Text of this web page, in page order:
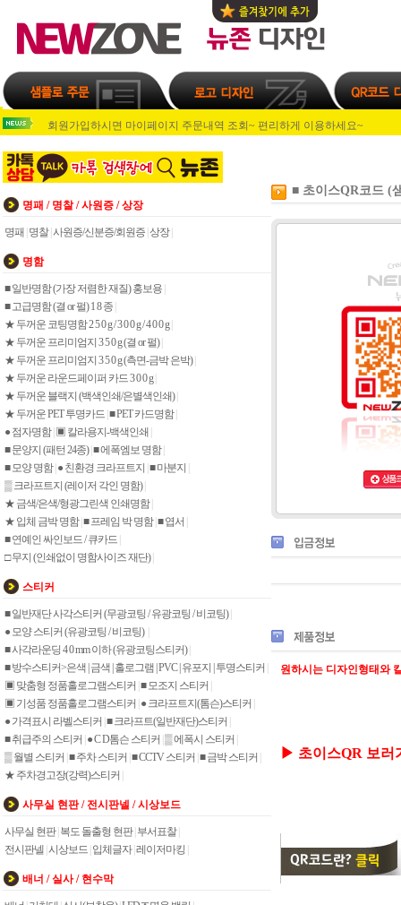
회원가입 후 주문시 마다 적립금 지급~쌓인 적립금으로 인쇄물 주문~^^
회원가입 후 주문시 마다 적립금 지급~쌓인 적립금으로 인쇄물 주문~^^
회원가입하시면 마이페이지 주문내역 조회~ 편리하게 이용하세요~
회원가입 후 주문시 마다 적립금 지급~쌓인 적립금으로 인쇄물 주문~^^
회원가입 후 주문시 마다 적립금 지급~쌓인 적립금으로 인쇄물 주문~^^
회원가입하시면 마이페이지 주문내역 조회~ 편리하게 이용하세요~
회원가입하시고 주문하시면 1000포인트 적립해드립니다.
명패 / 명찰 / 사원증 / 상장
명패 명찰| 사원증/신분증/회원증 상장|
명함
■ 일반명함 (가장 저렴한 재질) 홍보용
■ 고급명함 (결 or 펄) 1 8 종
★ 두꺼운 코팅명함 2 5 0 g / 3 0 0 g / 4 0 0 g|
★ 두꺼운 프리미엄지 3 5 0 g (결 or 펄)|
★ 두꺼운 프리미엄지 3 5 0 g (측면-금박 은박)|
★ 두꺼운 라운드페이퍼 카드 3 0 0 g|
★ 두꺼운 블랙지 (백색인쇄/은별색인쇄)|
★ 두꺼운 PET 투명카드 ■ PET 카드명함|
● 점자명함| ▣ 칼라용지-백색인쇄
■ 문양지 (패턴 24종)| ■ 에폭엠보 명함|
■ 모양 명함| ● 친환경 크라프트지 ■ 마분지
▒ 크라프트지 (레이저 각인 명함)|
★ 금색/은색/형광그린색 인쇄명함|
★ 입체 금박 명함| ■ 프레임 박 명함| ■ 엽서
■ 연예인 싸인보드 / 큐카드
□ 무지 (인쇄없이 명함사이즈 재단)|
스티커
■ 일반재단 사각스티커 (무광코팅 / 유광코팅 / 비코팅)|
● 모양 스티커 (유광코팅 / 비코팅)
■ 사각라운딩 4 0 mm 이하 (유광코팅스티커)|
■ 방수스티커>은색 | 금색 | 홀로그램 | PVC | 유포지 | 투명스티커
▣ 맞춤형 정품홀로그램스티커 ■ 모조지 스티커
▣ 기성품 정품홀로그램스티커 ● 크라프트지(톰슨)스티커
● 가격표시 라벨스티커 ■ 크라프트(일반재단)스티커
■ 취급주의 스티커 ● C D톰슨 스티커 ▒ 에폭시 스티커
▒ 월별 스티커 ■ 주차 스티커 ■ CCTV 스티커 ■ 금박 스티커
★ 주차경고장(강력)스티커
사무실 현판 / 전시판넬 / 시상보드
사무실 현판| 복도 돌출형 현판| 부서표찰|
전시판넬 시상보드 입체글자| 레이저마킹
배너 / 실사 / 현수막
■ 초이스QR코드 (
원하시는 디자인형태와
▶ 초이스QR 보러